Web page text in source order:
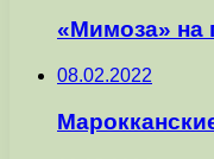
«Мимоза» на
08.02.2022